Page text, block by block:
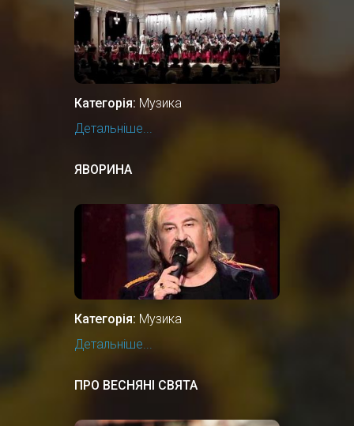
Категорія: Музика
Детальніше...
ЯВОРИНА
Категорія: Музика
Детальніше...
ПРО ВЕСНЯНІ СВЯТА